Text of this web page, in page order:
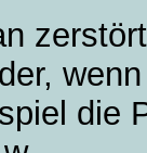
die